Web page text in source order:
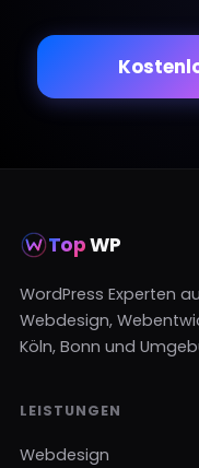
TopWP
WordPress Experten
Webdesign,
Köln, Bonn und
LEISTUNGEN
Webdesign